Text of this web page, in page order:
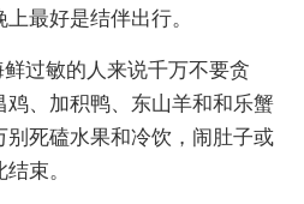
最好是结伴出行。
过敏的人来说千万不要贪
、加积鸭、东山羊和和乐蟹
死磕水果和冷饮，闹肚子或
束。